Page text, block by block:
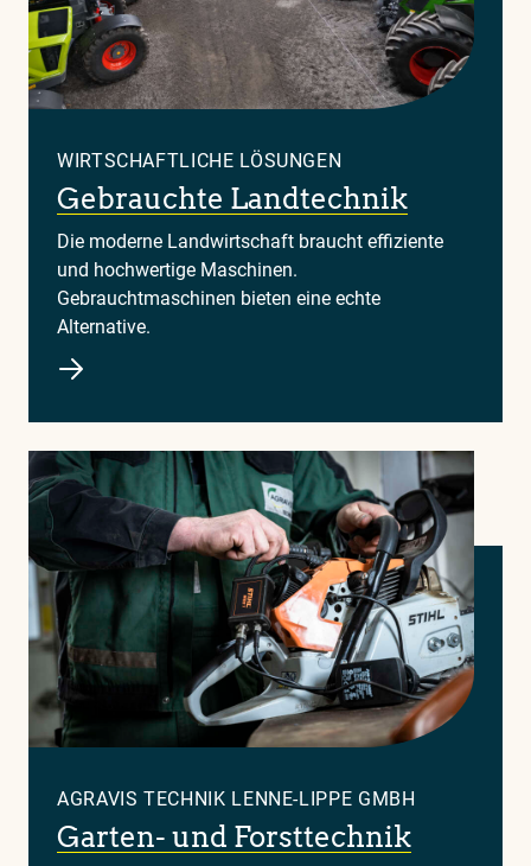
WIRTSCHAFTLICHE LÖSUNGEN
Gebrauchte Landtechnik
Die moderne Landwirtschaft braucht effiziente
und hochwertige Maschinen.
Gebrauchtmaschinen bieten eine echte
Alternative.
AGRAVIS TECHNIK LENNE-LIPPE GMBH
Garten- und Forsttechnik